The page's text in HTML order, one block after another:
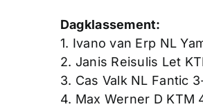
Dagklassement:
1. Ivano van Erp NL
2. Janis Reisulis Let
3. Cas Valk NL Fantic
4. Max Werner D KTM